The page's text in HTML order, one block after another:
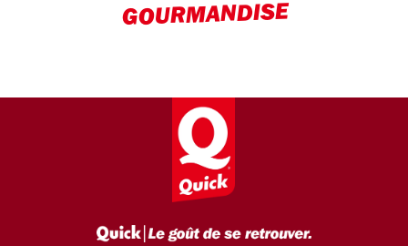
GOURMANDISE